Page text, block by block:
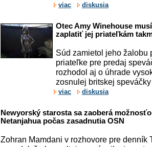
viac diskusia
Otec Amy Winehouse
zaplatiť jej priateľkám
Súd zamietol jeho žalobu
priateľke pre predaj
rozhodol aj o úhrade
zosnulej britskej speváčky
viac diskusia
Newyorský starosta sa zaoberá
Netanjahua počas zasadnutia OSN
Zohran Mamdani v rozhovore pre denník